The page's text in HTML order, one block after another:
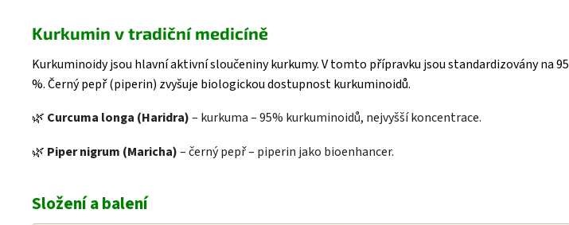
Kurkumin v tradiční medicíně
Kurkuminoidy jsou hlavní aktivní sloučeniny kurkumy. V tomto přípravku jsou standardizovány na 95
%. Černý pepř (piperin) zvyšuje biologickou dostupnost kurkuminoidů.
🌿 Curcuma longa (Haridra)– kurkuma – 95% kurkuminoidů, nejvyšší koncentrace.
🌿 Piper nigrum (Maricha)– černý pepř – piperin jako bioenhancer.
Složení a balení